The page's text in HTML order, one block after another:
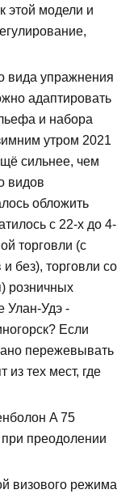
этой модели и
вида упражнения
адаптировать
и набора
утром 2021
сильнее, чем
видов
обложить
с 22-х до 4-
торговли (с
без), торговли со
розничных
Улан-Удэ -
Если
пережевывать
из тех мест, где
A 75
при преодолении
визового режима